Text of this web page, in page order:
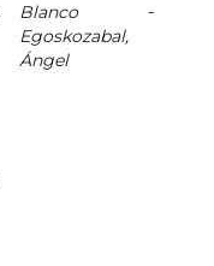
Blanco
Egoskozabal,
Ángel
-